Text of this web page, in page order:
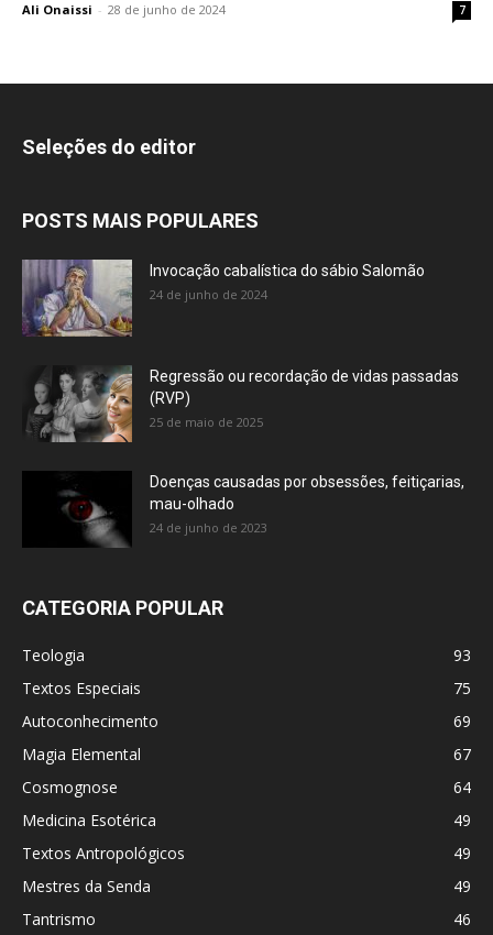
Ali Onaissi - 28 de junho de 2024 7
Seleções do editor
POSTS MAIS POPULARES
Invocação cabalística do sábio Salomão
24 de junho de 2024
Regressão ou recordação de vidas passadas
(RVP)
25 de maio de 2025
Doenças causadas por obsessões, feitiçarias,
mau-olhado
24 de junho de 2023
CATEGORIA POPULAR
Teologia
93
Textos Especiais
75
Autoconhecimento
69
Magia Elemental
67
Cosmognose
64
Medicina Esotérica
49
Textos Antropológicos
49
Mestres da Senda
49
Tantrismo
46